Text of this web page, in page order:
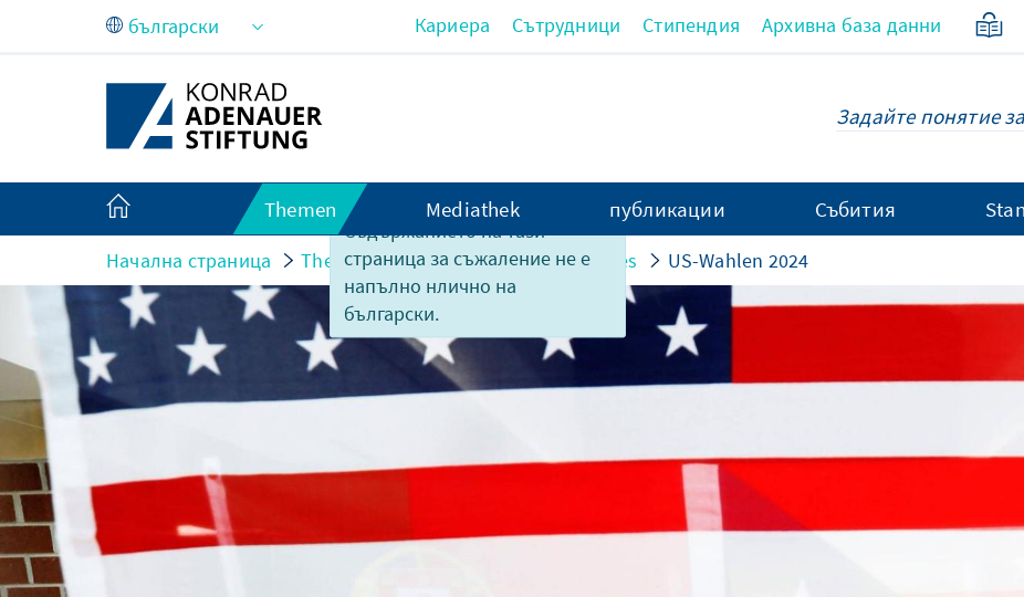
Skip to Main Content
Съдържанието на тази
страница за съжаление не е
напълно нлично на
български.
Кариера Сътрудници Стипендия Архивна база данни
Themen Mediathek публикации Събития
Начална страница Themen Europa und Internationales US-Wahlen 2024